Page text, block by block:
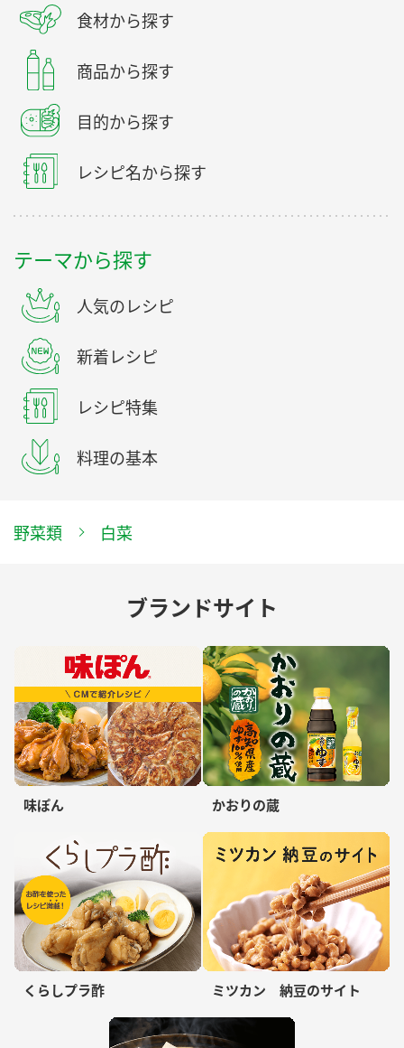
食材から探す
商品から探す
目的から探す
レシピ名から探す
テーマから探す
人気のレシピ
新着レシピ
レシピ特集
料理の基本
野菜類 白菜
ブランドサイト
味ぽん かおりの蔵
くらしプラ酢 ミツカン 納豆のサイト